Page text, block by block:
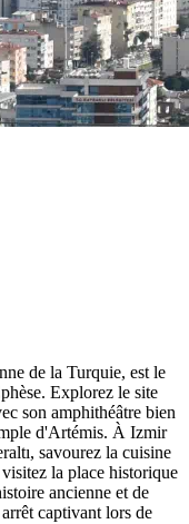
de la Turquie, est le
Explorez le site
son amphithéâtre bien
d'Artémis. À Izmir
savourez la cuisine
la place historique
ancienne et de
captivant lors de